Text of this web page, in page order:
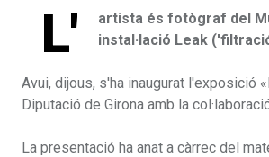
L'
artista és fotògraf del
instal·lació Leak
Avui, dijous, s'ha inaugurat l'exposició
Diputació de Girona amb la
La presentació ha anat a càrrec del